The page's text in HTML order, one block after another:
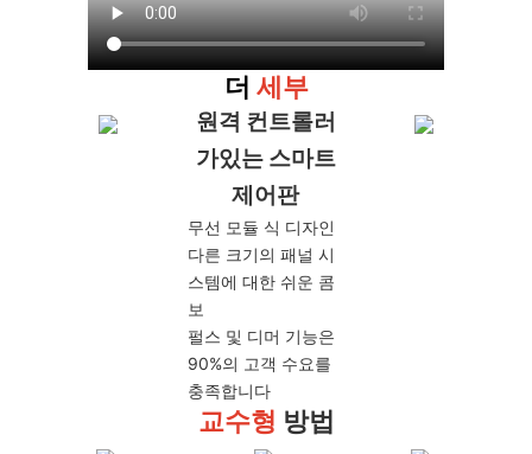
더 세부
원격 컨트롤러
가있는 스마트
제어판
무선 모듈 식 디자인
다른 크기의 패널 ​​시
스템에 대한 쉬운 콤
보
펄스 및 디머 기능은
90%의 고객 수요를
충족합니다
교수형 방법